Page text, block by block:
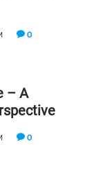
0
– A
0